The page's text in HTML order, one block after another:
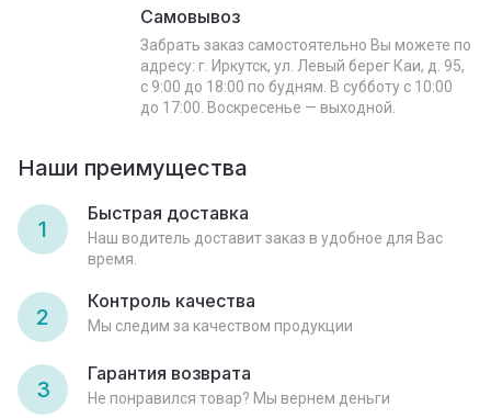
Самовывоз
Забрать заказ самостоятельно Вы можете по
адресу: г. Иркутск, ул. Левый берег Каи, д. 95,
с 9:00 до 18:00 по будням. В субботу с 10:00
до 17:00. Воскресенье — выходной.
Наши преимущества
1
Быстрая доставка
Наш водитель доставит заказ в удобное для Вас
время.
2
Контроль качества
Мы следим за качеством продукции
3
Гарантия возврата
Не понравился товар? Мы вернем деньги